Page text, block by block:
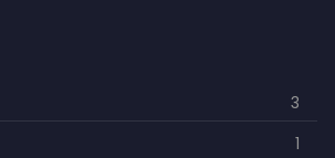
253
901
3
1